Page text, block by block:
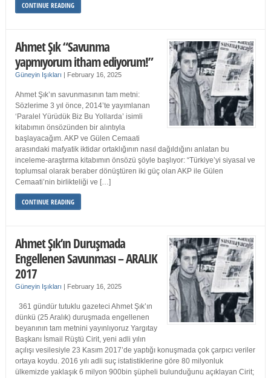
CONTINUE READING
Ahmet Şık “Savunma
yapmıyorum itham ediyorum!”
Güneyin Işıkları | February 16, 2025
Ahmet Şık’ın savunmasının tam metni:
Sözlerime 3 yıl önce, 2014’te yayımlanan
‘Paralel Yürüdük Biz Bu Yollarda’ isimli
kitabımın önsözünden bir alıntıyla
başlayacağım. AKP ve Gülen Cemaati
arasındaki mafyatik iktidar ortaklığının nasıl dağıldığını anlatan bu
inceleme-araştırma kitabımın önsözü şöyle başlıyor: “Türkiye’yi siyasal ve
toplumsal olarak beraber dönüştüren iki güç olan AKP ile Gülen
Cemaati’nin birlikteliği ve […]
CONTINUE READING
Ahmet Şık’ın Duruşmada
Engellenen Savunması – ARALIK
2017
Güneyin Işıkları | February 16, 2025
361 gündür tutuklu gazeteci Ahmet Şık’ın
dünkü (25 Aralık) duruşmada engellenen
beyanının tam metnini yayınlıyoruz Yargıtay
Başkanı İsmail Rüştü Cirit, yeni adli yılın
açılışı vesilesiyle 23 Kasım 2017’de yaptığı konuşmada çok çarpıcı veriler
ortaya koydu. 2016 yılı adli suç istatistiklerine göre 80 milyonluk
ülkemizde yaklaşık 6 milyon 900bin şüpheli bulunduğunu açıklayan Cirit;